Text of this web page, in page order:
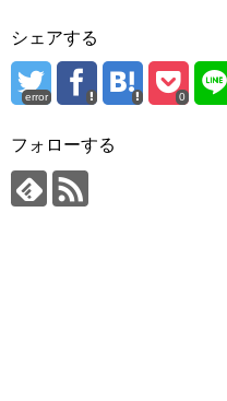
シェアする
error 0
フォローする